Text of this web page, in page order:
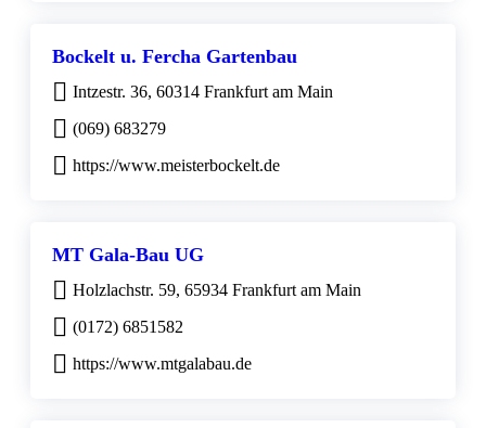
Bockelt u. Fercha Gartenbau
Intzestr. 36, 60314 Frankfurt am Main
(069) 683279
https://www.meisterbockelt.de
MT Gala-Bau UG
Holzlachstr. 59, 65934 Frankfurt am Main
(0172) 6851582
https://www.mtgalabau.de